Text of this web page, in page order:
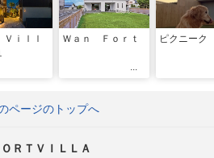
ｉｌｌ
Ｗａｎ Ｆｏｒｔ ピクニーク
ページのトップへ
ＲＴＶＩＬＬＡ